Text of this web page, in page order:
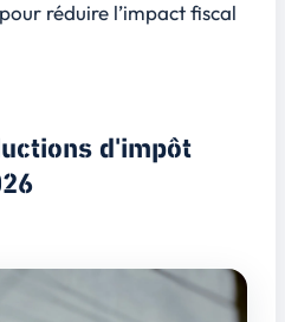
pour réduire l’impact fiscal
d'impôt